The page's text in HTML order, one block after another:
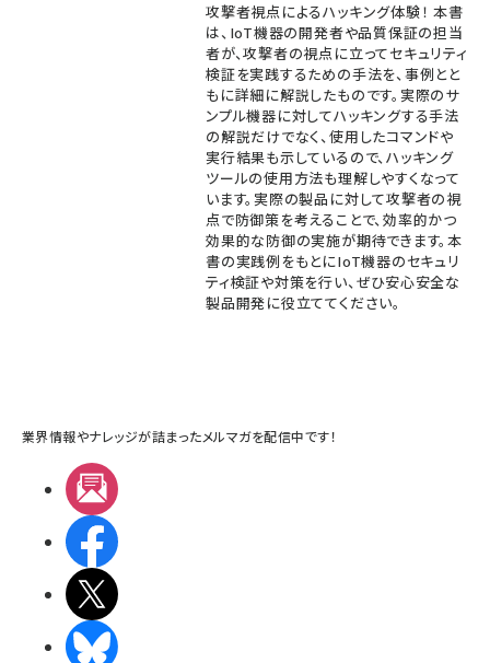
攻撃者視点によるハッキング体験！ 本書
は、IoT機器の開発者や品質保証の担当
者が、攻撃者の視点に立ってセキュリティ
検証を実践するための手法を、事例とと
もに詳細に解説したものです。実際のサ
ンプル機器に対してハッキングする手法
の解説だけでなく、使用したコマンドや
実行結果も示しているので、ハッキング
ツールの使用方法も理解しやすくなって
います。実際の製品に対して攻撃者の視
点で防御策を考えることで、効率的かつ
効果的な防御の実施が期待できます。本
書の実践例をもとにIoT機器のセキュリ
ティ検証や対策を行い、ぜひ安心安全な
製品開発に役立ててください。
業界情報やナレッジが詰まったメルマガを配信中です！